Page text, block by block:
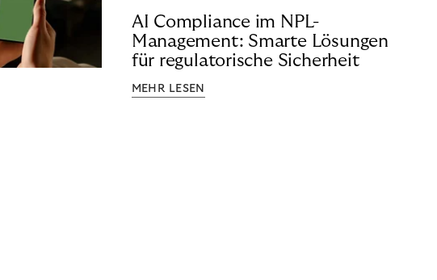
AI Compliance im NPL-
Management: Smarte Lösungen
für regulatorische Sicherheit
MEHR LESEN